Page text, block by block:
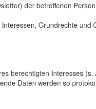
der betroffenen
Grundrechte und
berechtigten Interesses (s.
Daten werden so